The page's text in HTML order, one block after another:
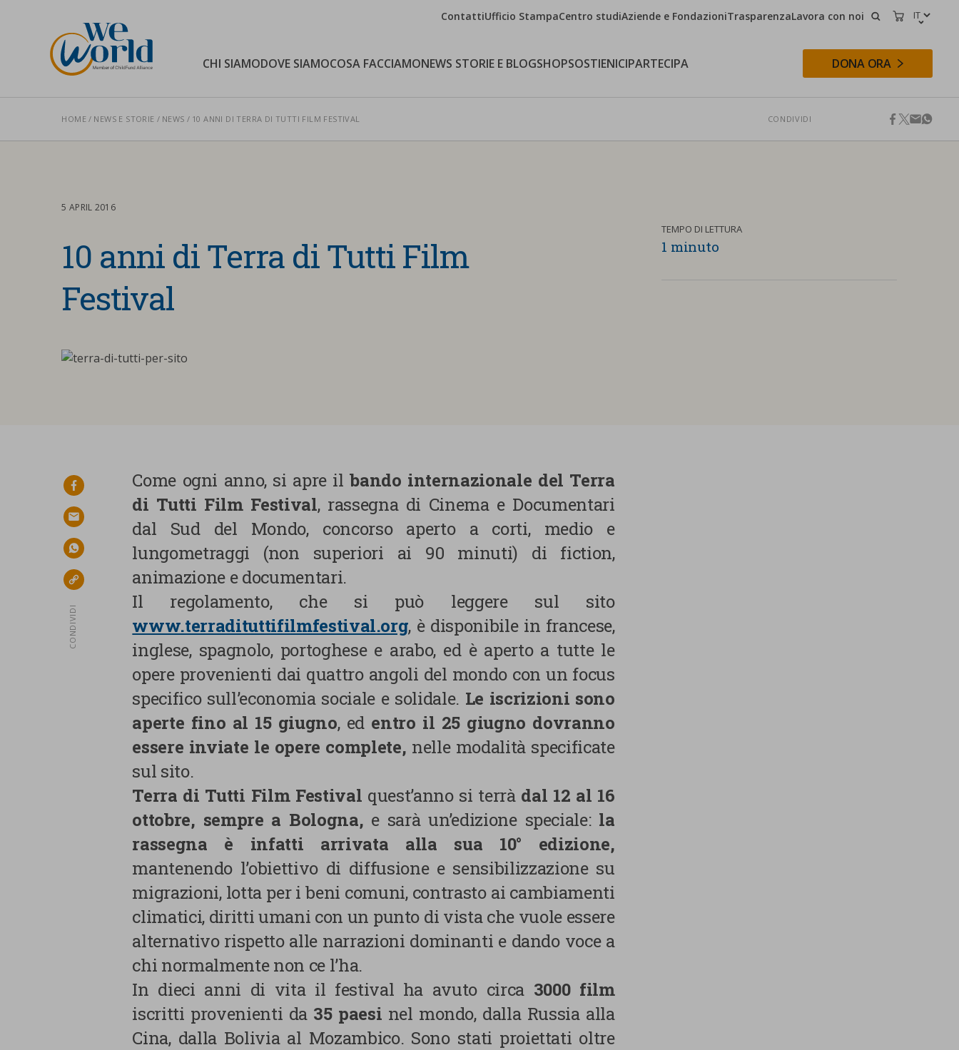
WeWorld Onlus CHI SIAMODOVE SIAMOCOSA FACCIAMONEWS STORIE E BLOGSHOPSOSTIENICIPARTECIPA
ContattiUfficio StampaCentro studiAziende e FondazioniTrasparenzaLavora con noi CERCACARRELLO
DONA ORA
Cerca nel sito
Centro preferenze sulla privacy
La tua privacy
Utilizziamo cookie tecnici, indispensabili per permettere la corretta navigazione e
fruizione del sito nonché, previo consenso dell’utente, cookie analitici e di
profilazione propri e di terze parti, che sono finalizzati a mostrare messaggi
navigazione e dal loro profilo. È possibile configurare o rifiutare i cookie facendo
clic su “Impostazioni cookie”. Inoltre, gli utenti possono accettare tutti i cookie
premendo il pulsante “Accetta tutti i cookie”. Per ulteriori informazioni, è possibile
consultare la nostra cookies policy.
Cookie
strettamente
necessari
Cookie di Analisi
Cookie di marketing
HOME NEWS E STORIE NEWS 10 ANNI DI TERRA DI TUTTI FILM FESTIVAL CONDIVIDI facebook
twitter
email
5 APRIL 2016
10 anni di Terra di Tutti Film
Festival
TEMPO DI LETTURA
1 minuto
CONDIVIDI
facebook
email
whatsapp
link
Come ogni anno, si apre ilbando internazionale del Terra
di Tutti Film Festival, rassegna di Cinema e Documentari
dal Sud del Mondo, concorso aperto a corti, medio e
lungometraggi (non superiori ai 90 minuti) di fiction,
animazione e documentari.
Il regolamento, che si può leggere sul sito
www.terradituttifilmfestival.org, è disponibile in francese,
inglese, spagnolo, portoghese e arabo, ed è aperto a tutte le
opere provenienti dai quattro angoli del mondo con un focus
specifico sull’economia sociale e solidale. Le iscrizioni sono
aperte fino al 15 giugno, ed entro il 25 giugno dovranno
essere inviate le opere complete, nelle modalità specificate
sul sito.
Terra di Tutti Film Festival quest’anno si terràdal 12 al 16
ottobre, sempre a Bologna, e sarà un’edizione speciale:la
rassegna è infatti arrivata alla sua 10° edizione,
mantenendo l’obiettivo di diffusione e sensibilizzazione su
migrazioni, lotta per i beni comuni, contrasto ai cambiamenti
climatici, diritti umani con un punto di vista che vuole essere
alternativo rispetto alle narrazioni dominanti e dando voce a
chi normalmente non ce l’ha.
In dieci anni di vita il festival ha avuto circa 3000 film
iscritti provenienti da 35 paesi nel mondo, dalla Russia alla
Cina, dalla Bolivia al Mozambico. Sono stati proiettati oltre